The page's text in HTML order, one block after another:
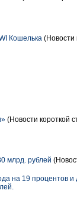
Кошелька (Новости
(Новости короткой
млрд. рублей
на 19 процентов и